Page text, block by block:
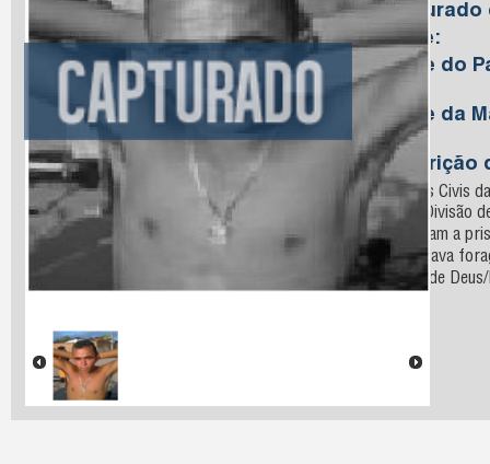
Capturado
Idade:
Nome do
Nome da
Melo
Descrição
Policiais Civis
com a Divisão
realizaram a
encontrava
Cidade de